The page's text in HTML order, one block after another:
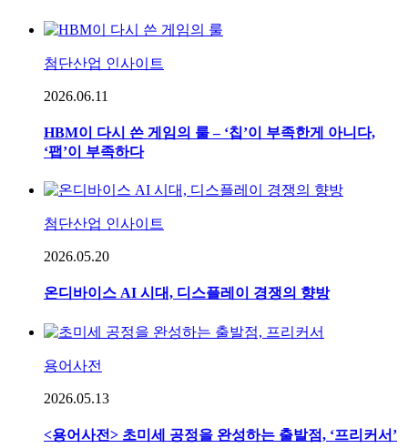
첨단산업 인사이트
2026.06.11
HBM이 다시 쓴 게임의 룰 – ‘칩’이 부족한게 아니다,
‘팹’이 부족하다
첨단산업 인사이트
2026.05.20
온디바이스 AI 시대, 디스플레이 경쟁의 향방
용어사전
2026.05.13
<용어사전> 초미세 공정을 완성하는 출발점, ‘프리커서’